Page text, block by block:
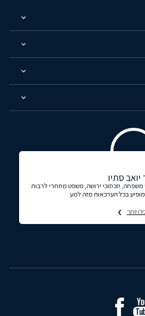
סתיו
משפחה, סכסוכי ירושה, משפט מסחרי לרבות
מופיע בכל הערכאות מזה למע
יותר